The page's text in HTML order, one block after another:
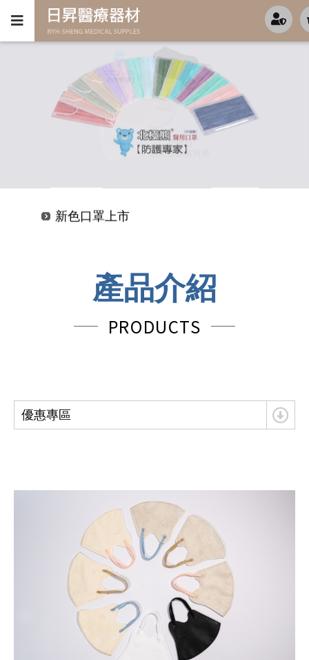
新色口罩上市
新色口罩上市
產品介紹
PRODUCTS
優惠專區